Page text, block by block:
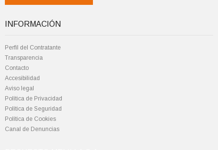
INFORMACIÓN
Perfil del Contratante
Transparencia
Contacto
Accesibilidad
Aviso legal
Política de Privacidad
Política de Seguridad
Política de Cookies
Canal de Denuncias